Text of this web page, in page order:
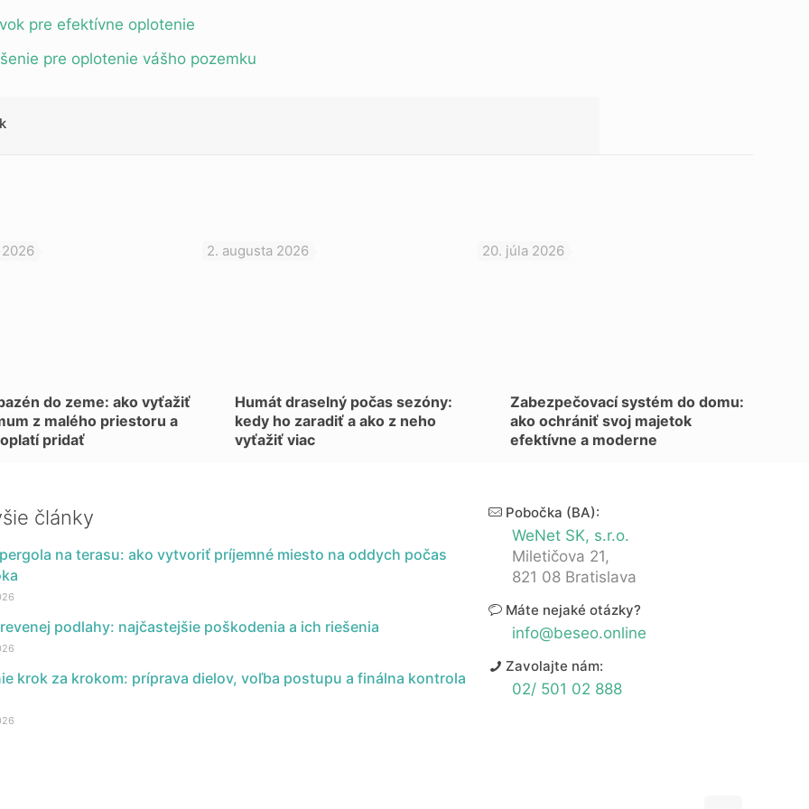
pre efektívne oplotenie
pre oplotenie vášho pozemku
do zeme: ako vyťažiť
z malého priestoru a
pridať
2. augusta 2026
Humát draselný počas sezóny:
kedy ho zaradiť a ako z neho
vyťažiť viac
20. júla 2026
Zabezpečovací systém do domu:
ako ochrániť svoj majetok
efektívne a moderne
články
na terasu: ako vytvoriť príjemné miesto na oddych počas
podlahy: najčastejšie poškodenia a ich riešenia
krok za krokom: príprava dielov, voľba postupu a finálna kontrola
Pobočka (BA):
WeNet SK, s.r.o.
Miletičova 21,
821 08 Bratislava
Máte nejaké otázky?
info@beseo.online
Zavolajte nám:
02/ 501 02 888